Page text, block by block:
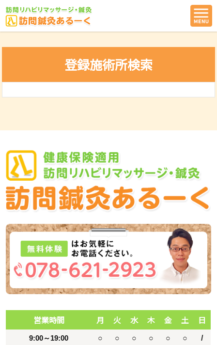
登録施術所検索
営業時間 月 火 水 木 金 土 日
9:00～19:00 ○ ○ ○ ○ ○ ○ /